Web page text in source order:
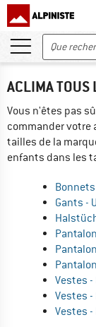
ACLIMA TOUS
Vous n'êtes pas
commander votre
tailles de la
enfants dans les
Gants -
Vestes
Vestes -
Vestes -